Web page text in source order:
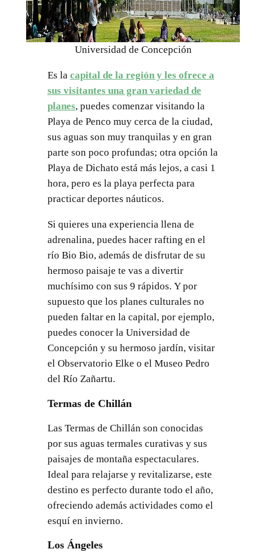
Universidad de Concepción
Es la capital de la región y les ofrece a
sus visitantes una gran variedad de
planes, puedes comenzar visitando la
Playa de Penco muy cerca de la ciudad,
sus aguas son muy tranquilas y en gran
parte son poco profundas; otra opción la
Playa de Dichato está más lejos, a casi 1
hora, pero es la playa perfecta para
practicar deportes náuticos.
Si quieres una experiencia llena de
adrenalina, puedes hacer rafting en el
río Bio Bio, además de disfrutar de su
hermoso paisaje te vas a divertir
muchísimo con sus 9 rápidos. Y por
supuesto que los planes culturales no
pueden faltar en la capital, por ejemplo,
puedes conocer la Universidad de
Concepción y su hermoso jardín, visitar
el Observatorio Elke o el Museo Pedro
del Río Zañartu.
Termas de Chillán
Las Termas de Chillán son conocidas
por sus aguas termales curativas y sus
paisajes de montaña espectaculares.
Ideal para relajarse y revitalizarse, este
destino es perfecto durante todo el año,
ofreciendo además actividades como el
esquí en invierno.
Los Ángeles